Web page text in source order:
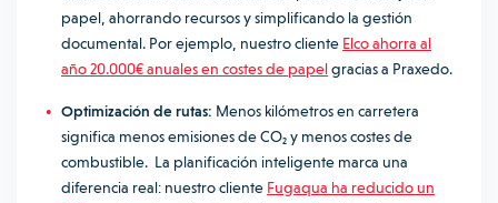
papel, ahorrando recursos y simplificando la gestión
documental. Por ejemplo, nuestro cliente Elco ahorra al
año 20.000€ anuales en costes de papelgracias a Praxedo.
Optimización de rutas: Menos kilómetros en carretera
significa menos emisiones de CO₂ y menos costes de
combustible. La planificación inteligente marca una
diferencia real: nuestro cliente Fugaqua ha reducido un